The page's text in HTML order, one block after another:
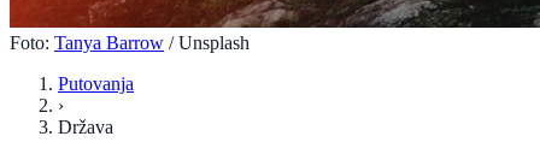
Foto: Tanya Barrow / Unsplash
Putovanja
›
Država